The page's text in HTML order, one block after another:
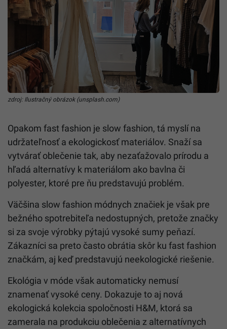
zdroj: Ilustračný obrázok (unsplash.com)
Opakom fast fashion je slow fashion, tá myslí na
udržateľnosť a ekologickosť materiálov. Snaží sa
vytvárať oblečenie tak, aby nezaťažovalo prírodu a
hľadá alternatívy k materiálom ako bavlna či
polyester, ktoré pre ňu predstavujú problém.
Väčšina slow fashion módnych značiek je však pre
bežného spotrebiteľa nedostupných, pretože značky
si za svoje výrobky pýtajú vysoké sumy peňazí.
Zákazníci sa preto často obrátia skôr ku fast fashion
značkám, aj keď predstavujú neekologické riešenie.
Ekológia v móde však automaticky nemusí
znamenať vysoké ceny. Dokazuje to aj nová
ekologická kolekcia spoločnosti H&M, ktorá sa
zamerala na produkciu oblečenia z alternatívnych